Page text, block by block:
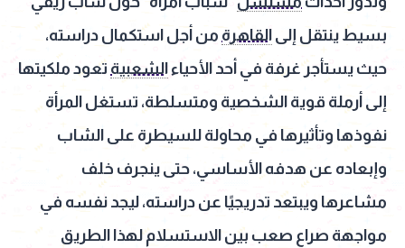
بسيط ينتقل إلى القاهرة من أجل استكمال دراسته،
حيث يستأجر غرفة في أحد الأحياء الشعبية تعود ملكيتها
إلى أرملة قوية الشخصية ومتسلطة، تستغل المرأة
نفوذها وتأثيرها في محاولة للسيطرة على الشاب
وإبعاده عن هدفه الأساسي، حتى ينجرف خلف
مشاعرها ويبتعد تدريجيًا عن دراسته، ليجد نفسه في
مواجهة صراع صعب بين الاستسلام لهذا الطريق